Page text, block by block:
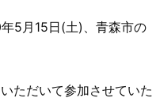
5月15日(土)、青森市の
ただいて参加させていた